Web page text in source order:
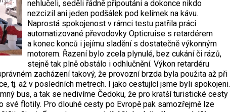
nehlučeli, seděli řádně připoutáni a dokonce nikdo
nezcizil ani jeden podšálek pod kelímek na kávu.
Naprostá spokojenost v rámci testu patřila práci
automatizované převodovky Opticruise s retardérem
a konec konců i jejímu sladění s dostatečně výkonným
motorem. Řazení bylo zcela plynulé, bez cukání či rázů,
stejně tak plně obstálo i odhlučnění. Výkon retardéru
zacházení takový, že provozní brzda byla použita až při
tj. až v posledních metrech. I jako cestující jsme byli spokojeni.
bus, a tak se nedivíme Čedoku, že pro kratší turistické cesty
své flotily. Pro dlouhé cesty po Evropě pak samozřejmě lze